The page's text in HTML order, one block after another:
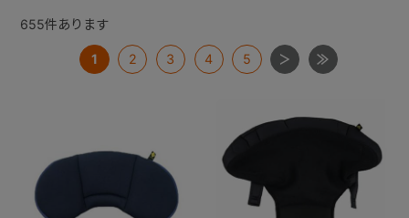
ジョイトリップアドバンスＩＳＯＦＩＸ
ムーブフィットジュニア
ミニマグランデ
【共通部品】ＩＳＯＦＩＸキャップ・すーすーファン・
ロッキングクリップ・ギボシ
【共通部品】ベースカバー・サポートレッグ
655件あります
1 2 3 4 5